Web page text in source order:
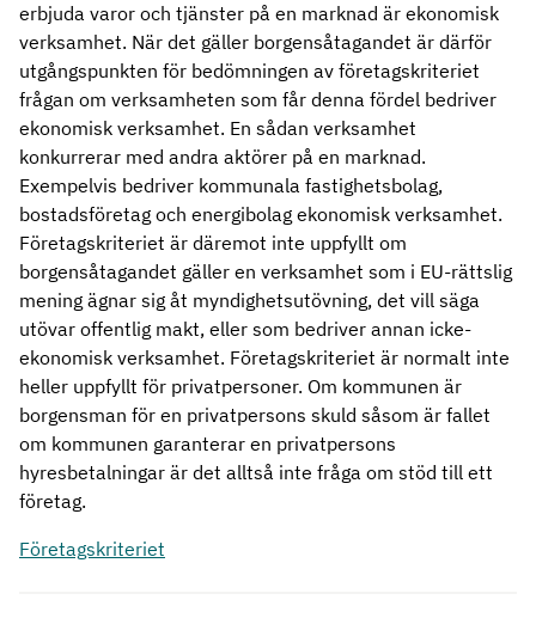
erbjuda varor och tjänster på en marknad är ekonomisk
verksamhet. När det gäller borgensåtagandet är därför
utgångspunkten för bedömningen av företagskriteriet
frågan om verksamheten som får denna fördel bedriver
ekonomisk verksamhet. En sådan verksamhet
konkurrerar med andra aktörer på en marknad.
Exempelvis bedriver kommunala fastighetsbolag,
bostadsföretag och energibolag ekonomisk verksamhet.
Företagskriteriet är däremot inte uppfyllt om
borgensåtagandet gäller en verksamhet som i EU-rättslig
mening ägnar sig åt myndighetsutövning, det vill säga
utövar offentlig makt, eller som bedriver annan icke-
ekonomisk verksamhet. Företagskriteriet är normalt inte
heller uppfyllt för privatpersoner. Om kommunen är
borgensman för en privatpersons skuld såsom är fallet
om kommunen garanterar en privatpersons
hyresbetalningar är det alltså inte fråga om stöd till ett
företag.
Företagskriteriet